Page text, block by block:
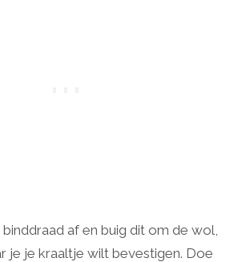
af en buig dit om de wol,
je je kraaltje wilt bevestigen. Doe